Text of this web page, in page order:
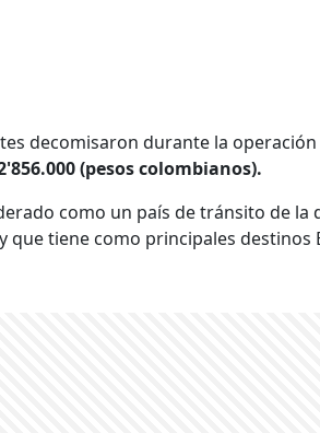
decomisaron durante la
(pesos colombianos).
como un país de tránsito de
que tiene como principales destinos